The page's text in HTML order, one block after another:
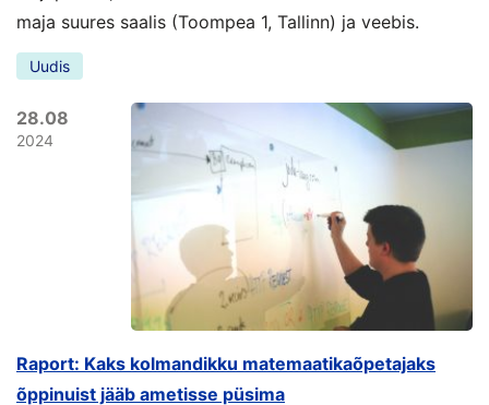
maja suures saalis (Toompea 1, Tallinn) ja veebis.
Uudis
28.08
2024
Raport: Kaks kolmandikku matemaatikaõpetajaks
õppinuist jääb ametisse püsima